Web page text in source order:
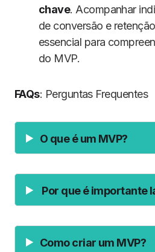
chave. Acompanhar
de conversão e
essencial para
do MVP.
FAQs: Perguntas Frequentes
O que é um MVP?
Por que é importante
Como criar um MVP?